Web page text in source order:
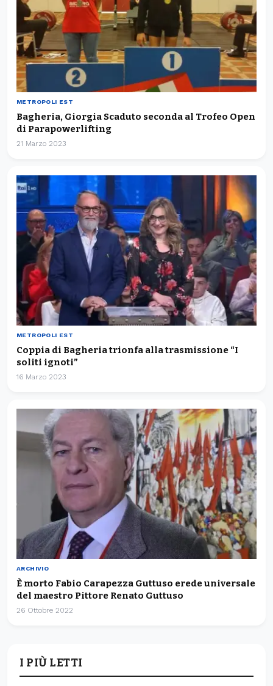
METROPOLI EST
Bagheria, Giorgia Scaduto seconda al Trofeo Open
di Parapowerlifting
21 Marzo 2023
METROPOLI EST
Coppia di Bagheria trionfa alla trasmissione “I
soliti ignoti”
16 Marzo 2023
ARCHIVIO
È morto Fabio Carapezza Guttuso erede universale
del maestro Pittore Renato Guttuso
26 Ottobre 2022
I PIÙ LETTI